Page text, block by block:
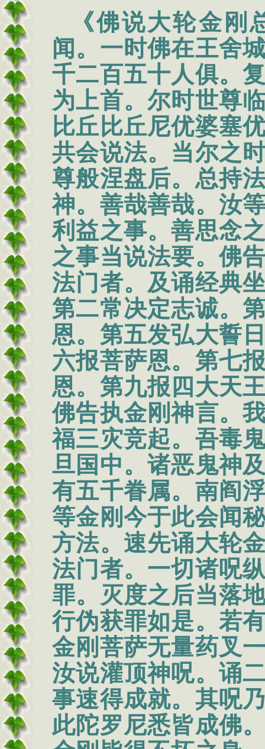
《佛说大轮金
闻。一时佛在王舍
千二百五十人俱。
为上首。尔时世尊
比丘比丘尼优婆塞
共会说法。当尔之
尊般涅盘后。总持
神。善哉善哉。汝
利益之事。善思念
之事当说法要。佛
法门者。及诵经典
第二常决定志诚。
恩。第五发弘大誓
六报菩萨恩。第七
恩。第九报四大天
佛告执金刚神言。
福三灾竞起。吾毒
旦国中。诸恶鬼神
有五千眷属。南阎
等金刚今于此会闻
方法。速先诵大轮
法门者。一切诸呪
罪。灭度之后当落
行伪获罪如是。若
金刚菩萨无量药叉
汝说灌顶神呪。诵
事速得成就。其呪
此陀罗尼悉皆成佛